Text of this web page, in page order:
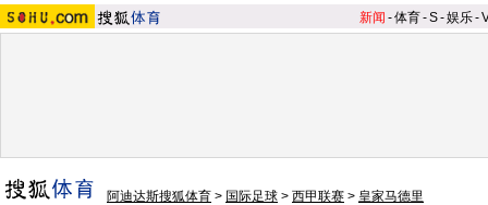
新闻 -体育-S-娱乐-
阿迪达斯搜狐体育 > 国际足球 > 西甲联赛 > 皇家马德里